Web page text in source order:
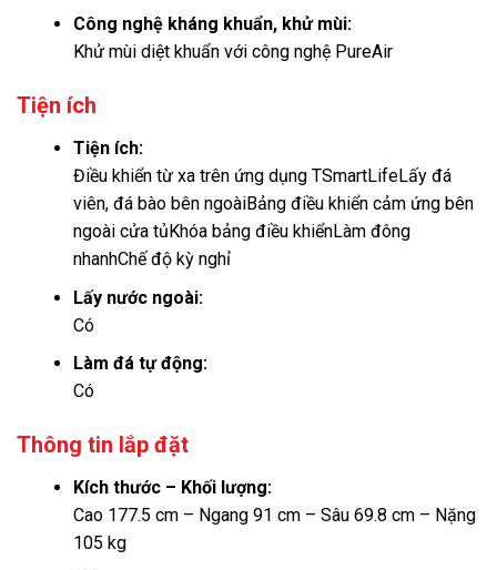
Công nghệ kháng khuẩn, khử mùi:
Khử mùi diệt khuẩn với công nghệ PureAir
Tiện ích
Tiện ích:
Điều khiển từ xa trên ứng dụng TSmartLifeLấy đá
viên, đá bào bên ngoàiBảng điều khiển cảm ứng bên
ngoài cửa tủKhóa bảng điều khiểnLàm đông
nhanhChế độ kỳ nghỉ
Lấy nước ngoài:
Có
Làm đá tự động:
Có
Thông tin lắp đặt
Kích thước – Khối lượng:
Cao 177.5 cm – Ngang 91 cm – Sâu 69.8 cm – Nặng
105 kg